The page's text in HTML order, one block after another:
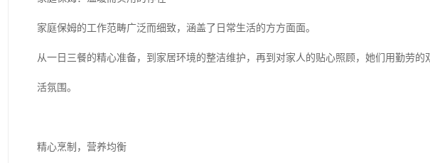
家庭保姆的工作范畴广泛而细致，涵盖了日常生活的方方面面。
从一日三餐的精心准备，到家居环境的整洁维护，再到对家人的贴心照顾，她们用勤劳
活氛围。
精心烹制，营养均衡